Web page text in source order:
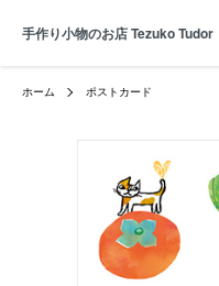
手作り小物のお店 Tezuko Tudor
ホーム ポストカード